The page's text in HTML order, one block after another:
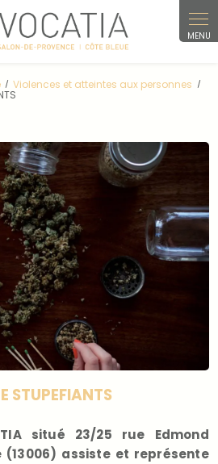
Violences et atteintes aux personnes
STUPEFIANTS
situé 23/25 rue Edmond
(13006) assiste et représente